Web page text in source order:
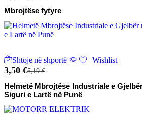
Mbrojtëse fytyre
Shtoje në shportë Wishlist
3,50 €5,19€
Helmetë Mbrojtëse Industriale e
Siguri e Lartë në Punë